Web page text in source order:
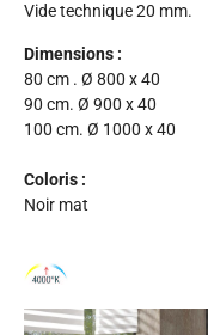
Vide technique 20 mm.
Dimensions :
80 cm . Ø 800 x 40
90 cm. Ø 900 x 40
100 cm. Ø 1000 x 40
Coloris :
Noir mat